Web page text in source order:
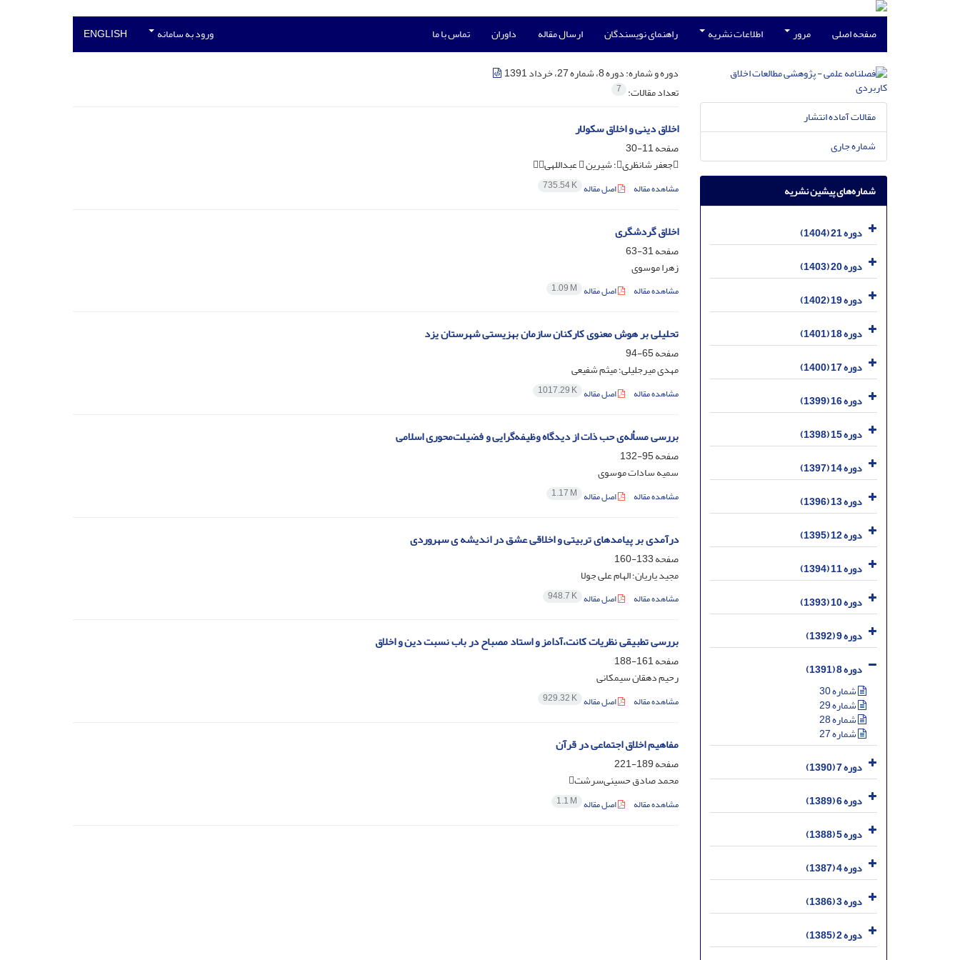
صفحه اصلی مرور اطلاعات نشریه راهنمای نویسندگان ارسال مقاله داوران تماس با ما ورود به سامانه ENGLISH
دوره و شماره:دوره 8، شماره 27، خرداد 1391
تعداد مقالات: 7
اخلاق دینی و اخلاق سکولار
صفحه11-30
جعفر شانظری؛ شیرین  عبداللهی
مشاهده مقاله اصل مقاله 735.54 K
اخلاق گردشگری
صفحه31-63
زهرا موسوی
مشاهده مقاله اصل مقاله 1.09 M
تحلیلی بر هوش معنوی کارکنان سازمان بهزیستی شهرستان یزد
صفحه65-94
مهدی میرجلیلی؛ میثم شفیعی
مشاهده مقاله اصل مقاله 1017.29 K
بررسی مسأله‌ی حب ذات از دیدگاه وظیفه‌گرایی و فضیلت‌محوری اسلامی
صفحه95-132
سمیه سادات موسوی
مشاهده مقاله اصل مقاله 1.17 M
درآمدی بر پیامدهای تربیتی و اخلاقی عشق در اندیشه ی سهروردی
صفحه133-160
مجید یاریان؛ الهام علی جولا
مشاهده مقاله اصل مقاله 948.7 K
بررسی تطبیقی نظریات کانت،آدامز و استاد مصباح در باب نسبت دین و اخلاق
صفحه161-188
رحیم دهقان سیمکانی
مشاهده مقاله اصل مقاله 929.32 K
مفاهیم اخلاق اجتماعی در قرآن
صفحه189-221
محمد صادق حسینی‌سرشت
مشاهده مقاله اصل مقاله 1.1 M
مقالات آماده انتشار
شماره جاری
شماره‌های پیشین نشریه
دوره 21 (1404)
دوره 20 (1403)
دوره 19 (1402)
دوره 18 (1401)
دوره 17 (1400)
دوره 16 (1399)
دوره 15 (1398)
دوره 14 (1397)
دوره 13 (1396)
دوره 12 (1395)
دوره 11 (1394)
دوره 10 (1393)
دوره 9 (1392)
دوره 8 (1391)
شماره 30
شماره 29
شماره 28
شماره 27
دوره 7 (1390)
دوره 6 (1389)
دوره 5 (1388)
دوره 4 (1387)
دوره 3 (1386)
دوره 2 (1385)